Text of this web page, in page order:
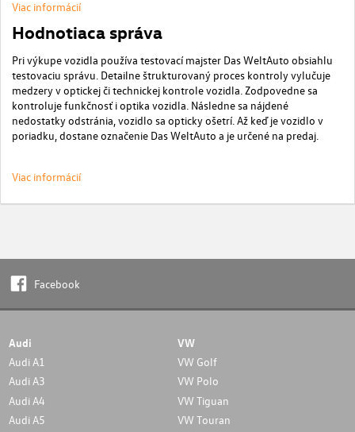
Viac informácií
Hodnotiaca správa
Pri výkupe vozidla používa testovací majster Das WeltAuto obsiahlu
testovaciu správu. Detailne štrukturovaný proces kontroly vylučuje
medzery v optickej či technickej kontrole vozidla. Zodpovedne sa
kontroluje funkčnosť i optika vozidla. Následne sa nájdené
nedostatky odstránia, vozidlo sa opticky ošetrí. Až keď je vozidlo v
poriadku, dostane označenie Das WeltAuto a je určené na predaj.
Viac informácií
Facebook
Audi
Audi A1
Audi A3
Audi A4
Audi A5
VW
VW Golf
VW Polo
VW Tiguan
VW Touran